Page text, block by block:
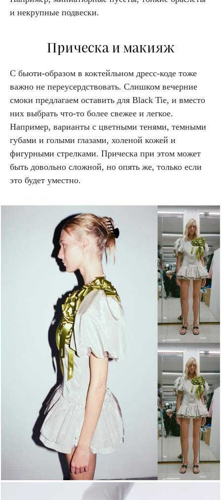
и некрупные подвески.
Прическа и макияж
С бьюти-образом в коктейльном дресс-коде тоже
важно не переусердствовать. Слишком вечерние
смоки предлагаем оставить для Black Tie, и вместо
них выбрать что-то более свежее и легкое.
Например, варианты с цветными тенями, темными
губами и голыми глазами, холеной кожей и
фигурными стрелками. Прическа при этом может
быть довольно сложной, но опять же, только если
это будет уместно.